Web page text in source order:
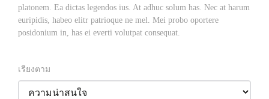
platonem. Ea dictas legendos ius. At adhuc solum has. Nec at harum
euripidis, habeo elitr patrioque ne mel. Mei probo oportere
posidonium in, has ei everti volutpat consequat.
เรียงตาม